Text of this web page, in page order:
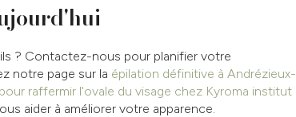
? Contactez-nous pour planifier votre
notre page sur la épilation définitive à Andrézieux-
raffermir l'ovale du visage chez Kyroma institut
aider à améliorer votre apparence.